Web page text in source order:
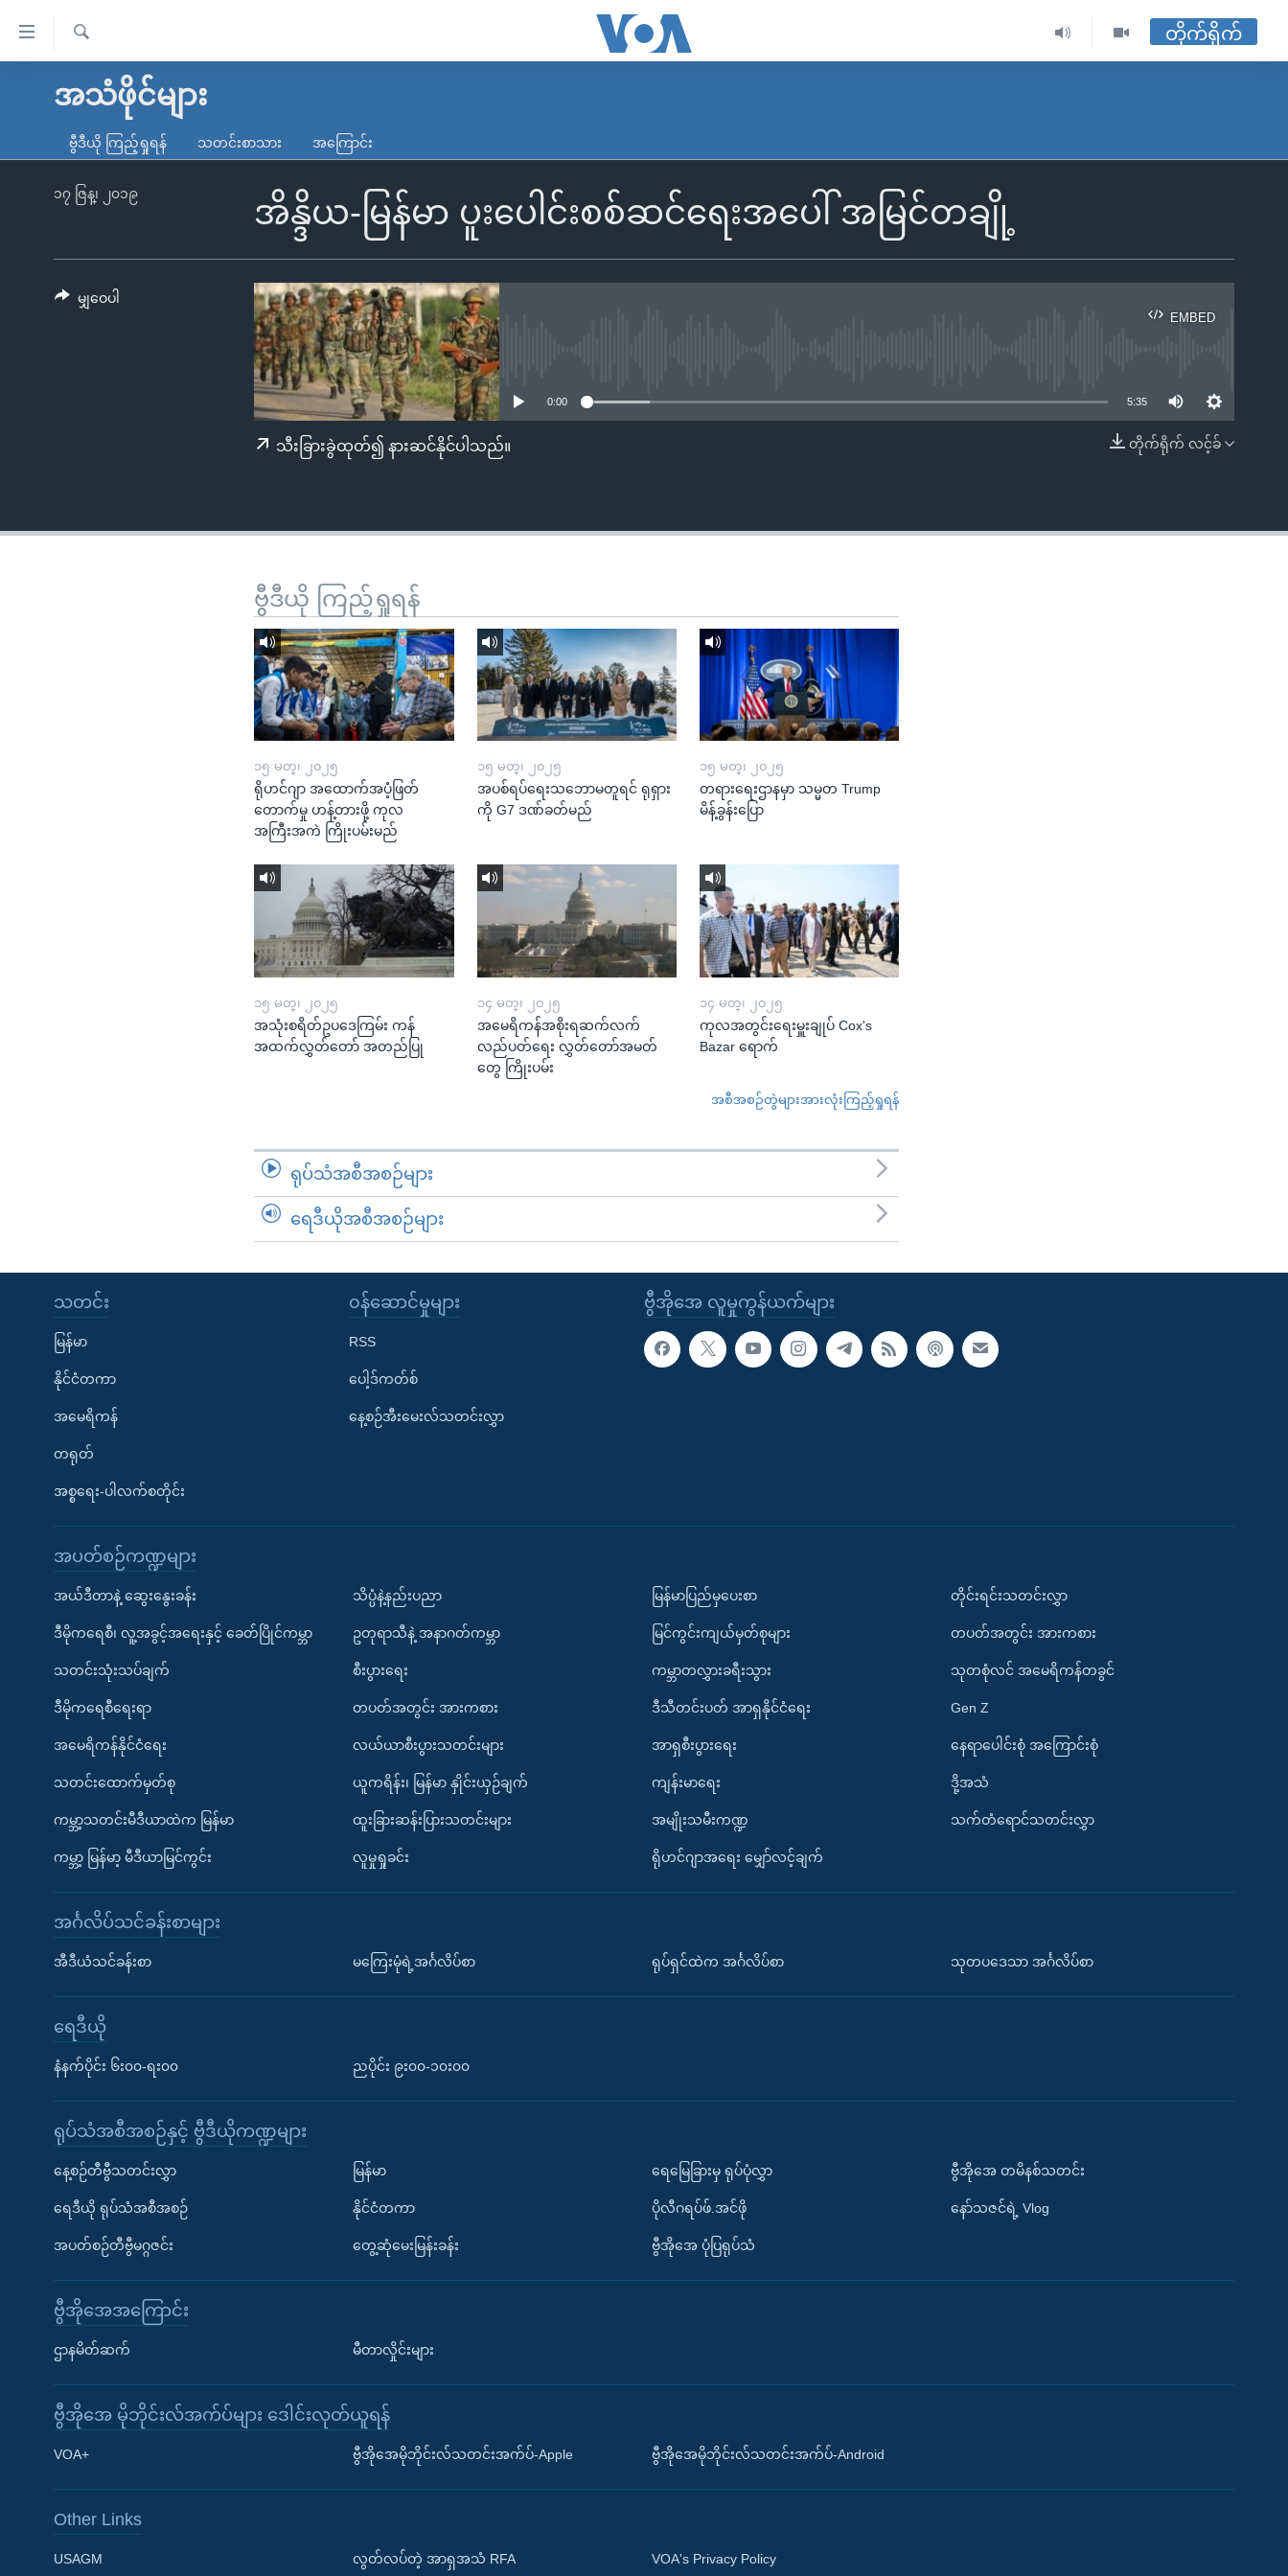
လွယ်ကူ
သည့်
ကျော်
မူလစာမျက်နှာ
ကမ္ဘာ့သတင်းများ
နိုင်ငံတကာ
တရုတ်
အစ္စရေး-ပါလက်စတိုင်း
ရပ်ဝန်းတခု လမ်းတခု အလွန်
အင်္ဂလိပ်စာလေ့လာမယ်
Learning English
ရ
တိုက်ရိုက်
အသံဖိုင်များ
ဗွီဒီယို ကြည့်ရှုရန် သတင်းစာသား အကြောင်း
အိန္ဒိယ-မြန်မာ ပူးပေါင်းစစ်ဆင်ရေးအပေါ် အမြင်တချို့
၁၇ ဇြန္၊ ၂၀၁၉
EMBED
EMBED
0:00 5:35
တိုက်ရိုက် လင့်ခ်
သီးခြားခွဲထုတ်၍ နားဆင်နိုင်ပါသည်။
မျှဝေပါ
ဗွီဒီယို ကြည့်ရှုရန်
၁၅ မတ္၊ ၂၀၂၅
ရိုဟင်ဂျာ အထောက်အပံ့ဖြတ်
တောက်မှု ဟန့်တားဖို့ ကုလ
အကြီးအကဲ ကြိုးပမ်းမည်
၁၅ မတ္၊ ၂၀၂၅
အပစ်ရပ်ရေးသဘောမတူရင် ရုရှား
ကို G7 ဒဏ်ခတ်မည်
၁၅ မတ္၊ ၂၀၂၅
တရားရေးဌာနမှာ သမ္မတ Trump
မိန့်ခွန်းပြော
၁၅ မတ္၊ ၂၀၂၅
အသုံးစရိတ်ဥပဒေကြမ်း ကန်
အထက်လွှတ်တော် အတည်ပြု
၁၄ မတ္၊ ၂၀၂၅
အမေရိကန်အစိုးရဆက်လက်
လည်ပတ်ရေး လွှတ်တော်အမတ်
တွေ ကြိုးပမ်း
၁၄ မတ္၊ ၂၀၂၅
ကုလအတွင်းရေးမှူးချုပ် Cox's
Bazar ရောက်
အစီအစဉ်တွဲများအားလုံးကြည့်ရှုရန်
ရုပ်သံအစီအစဉ်များ
ရေဒီယိုအစီအစဉ်များ
ဗွီအိုအေ လူမှုကွန်ယက်များ
သတင်း
မြန်မာ
နိုင်ငံတကာ
အမေရိကန်
တရုတ်
အစ္စရေး-ပါလက်စတိုင်း
၀န်ဆောင်မှုများ
RSS
ပေါ့ဒ်ကတ်စ်
နေ့စဉ်အီးမေးလ်သတင်းလွှာ
အပတ်စဉ်ကဏ္ဍများ
အယ်ဒီတာနဲ့ ဆွေးနွေးခန်း
ဒီမိုကရေစီ၊ လူ့အခွင့်အရေးနှင့် ခေတ်ပြိုင်ကမ္ဘာ
သတင်းသုံးသပ်ချက်
ဒီမိုကရေစီရေးရာ
အမေရိကန်နိုင်ငံရေး
သတင်းထောက်မှတ်စု
ကမ္ဘာ့သတင်းမီဒီယာထဲက မြန်မာ
ကမ္ဘာ့ မြန်မာ့ မီဒီယာမြင်ကွင်း
သိပ္ပံနဲ့နည်းပညာ
ဥတုရာသီနဲ့ အနာဂတ်ကမ္ဘာ
စီးပွားရေး
တပတ်အတွင်း အားကစား
လယ်ယာစီးပွားသတင်းများ
ယူကရိန်း၊ မြန်မာ နှိုင်းယှဉ်ချက်
ထူးခြားဆန်းပြားသတင်းများ
လူမှုရှုခင်း
မြန်မာပြည်မှပေးစာ
မြင်ကွင်းကျယ်မှတ်စုများ
ကမ္ဘာတလွှားခရီးသွား
ဒီသီတင်းပတ် အာရှနိုင်ငံရေး
အာရှစီးပွားရေး
ကျန်းမာရေး
အမျိုးသမီးကဏ္ဍ
ရိုဟင်ဂျာအရေး မျှော်လင့်ချက်
တိုင်းရင်းသတင်းလွှာ
တပတ်အတွင်း အားကစား
သုတစုံလင် အမေရိကန်တခွင်
Gen Z
နေရာပေါင်းစုံ အကြောင်းစုံ
ဒို့အသံ
သက်တံရောင်သတင်းလွှာ
အင်္ဂလိပ်သင်ခန်းစာများ
အီဒီယံသင်ခန်းစာ မကြေးမုံရဲ့အင်္ဂလိပ်စာ ရုပ်ရှင်ထဲက အင်္ဂလိပ်စာ သုတပဒေသာ အင်္ဂလိပ်စာ
ရေဒီယို
နံနက်ပိုင်း ၆း၀၀-ရး၀၀ ညပိုင်း ၉း၀၀-၁၀း၀၀
ရုပ်သံအစီအစဉ်နှင့် ဗွီဒီယိုကဏ္ဍများ
နေ့စဉ်တီဗွီသတင်းလွှာ
ရေဒီယို ရုပ်သံအစီအစဉ်
အပတ်စဉ်တီဗွီမဂ္ဂဇင်း
မြန်မာ
နိုင်ငံတကာ
တွေ့ဆုံမေးမြန်းခန်း
ရေမြေခြားမှ ရုပ်ပုံလွှာ
ပိုလီဂရပ်ဖ်.အင်ဖို
ဗွီအိုအေ ပုံပြရုပ်သံ
ဗွီအိုအေ တမိနစ်သတင်း
နော်သဇင်ရဲ့ Vlog
ဗွီအိုအေအကြောင်း
ဌာနမိတ်ဆက် မီတာလှိုင်းများ
ဗွီအိုအေ မိုဘိုင်းလ်အက်ပ်များ ဒေါင်းလုတ်ယူရန်
VOA+ ဗွီအိုအေမိုဘိုင်းလ်သတင်းအက်ပ်-Apple ဗွီအိုအေမိုဘိုင်းလ်သတင်းအက်ပ်-Android
Other Links
USAGM လွတ်လပ်တဲ့ အာရှအသံ RFA VOA's Privacy Policy